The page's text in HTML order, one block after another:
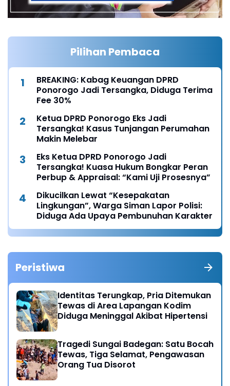
Pilihan Pembaca
BREAKING: Kabag Keuangan DPRD
Ponorogo Jadi Tersangka, Diduga Terima
Fee 30%
Ketua DPRD Ponorogo Eks Jadi
Tersangka! Kasus Tunjangan Perumahan
Makin Melebar
Eks Ketua DPRD Ponorogo Jadi
Tersangka! Kuasa Hukum Bongkar Peran
Perbup & Appraisal: “Kami Uji Prosesnya”
Dikucilkan Lewat “Kesepakatan
Lingkungan”, Warga Siman Lapor Polisi:
Diduga Ada Upaya Pembunuhan Karakter
Peristiwa
Identitas Terungkap, Pria Ditemukan
Tewas di Area Lapangan Kodim
Diduga Meninggal Akibat Hipertensi
Tragedi Sungai Badegan: Satu Bocah
Tewas, Tiga Selamat, Pengawasan
Orang Tua Disorot